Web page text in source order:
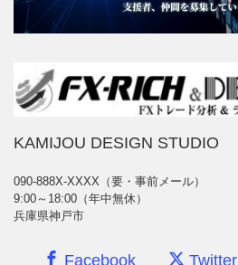
KAMIJOU DESIGN STUDIO
090-888X-XXXX（要・事前メール）
9:00～18:00（年中無休）
兵庫県神戸市
Facebook Twitter